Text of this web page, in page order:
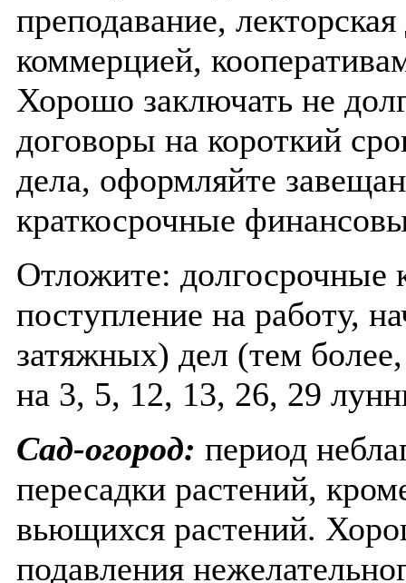
преподавание,
коммерцией,
Хорошо заключать не
договоры на короткий
дела, оформляйте
краткосрочные
Отложите: долгосрочные
поступление на работу,
затяжных) дел (тем
на 3, 5, 12, 13, 26, 29
Сад-огород: период
пересадки растений,
вьющихся растений.
подавления